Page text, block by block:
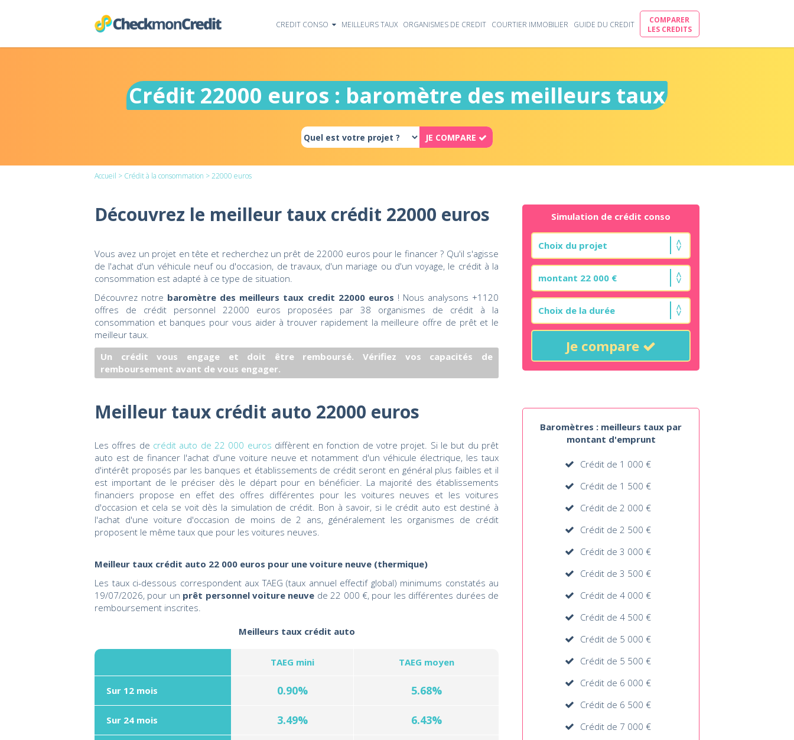
CREDIT CONSO MEILLEURS TAUX ORGANISMES DE CREDIT COURTIER IMMOBILIER GUIDE DU CREDIT
COMPARER
LES CREDITS
Crédit 22000 euros : baromètre des meilleurs taux
JE COMPARE
Accueil > Crédit à la consommation > 22000 euros
Découvrez le meilleur taux crédit 22000 euros
Vous avez un projet en tête et recherchez un prêt de 22000 euros pour le financer ? Qu'il s'agisse
de l'achat d'un véhicule neuf ou d'occasion, de travaux, d'un mariage ou d'un voyage, le crédit à la
consommation est adapté à ce type de situation.
Découvrez notre baromètre des meilleurs taux credit 22000 euros ! Nous analysons +1120
offres de crédit personnel 22000 euros proposées par 38 organismes de crédit à la
consommation et banques pour vous aider à trouver rapidement la meilleure offre de prêt et le
meilleur taux.
Un crédit vous engage et doit être remboursé. Vérifiez vos capacités de
remboursement avant de vous engager.
Simulation de crédit conso
Je compare
Meilleur taux crédit auto 22000 euros
Les offres de crédit auto de 22 000 euros diffèrent en fonction de votre projet. Si le but du prêt
auto est de financer l'achat d'une voiture neuve et notamment d'un véhicule électrique, les taux
d'intérêt proposés par les banques et établissements de crédit seront en général plus faibles et il
est important de le préciser dès le départ pour en bénéficier. La majorité des établissements
financiers propose en effet des offres différentes pour les voitures neuves et les voitures
d'occasion et cela se voit dès la simulation de crédit. Bon à savoir, si le crédit auto est destiné à
l'achat d'une voiture d'occasion de moins de 2 ans, généralement les organismes de crédit
proposent le même taux que pour les voitures neuves.
Meilleur taux crédit auto 22 000 euros pour une voiture neuve (thermique)
Les taux ci-dessous correspondent aux TAEG (taux annuel effectif global) minimums constatés au
19/07/2026, pour un prêt personnel voiture neuve de 22 000 €, pour les différentes durées de
remboursement inscrites.
Meilleurs taux crédit auto
TAEG mini TAEG moyen
Sur 12 mois 0.90% 5.68%
Sur 24 mois 3.49% 6.43%
Baromètres : meilleurs taux par
montant d'emprunt
Crédit de 1 000 €
Crédit de 1 500 €
Crédit de 2 000 €
Crédit de 2 500 €
Crédit de 3 000 €
Crédit de 3 500 €
Crédit de 4 000 €
Crédit de 4 500 €
Crédit de 5 000 €
Crédit de 5 500 €
Crédit de 6 000 €
Crédit de 6 500 €
Crédit de 7 000 €